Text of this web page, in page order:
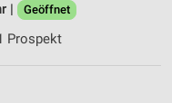
|
Geöffnet
Prospekt